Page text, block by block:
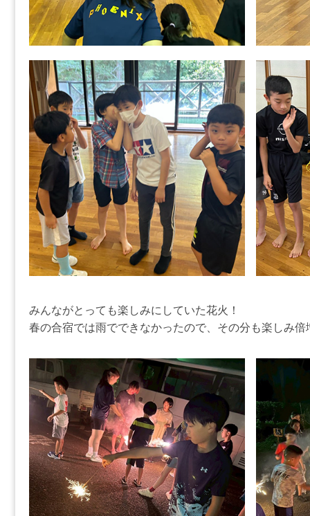
みんながとっても楽しみにしていた花火！
春の合宿では雨でできなかったので、その分も楽しみ倍